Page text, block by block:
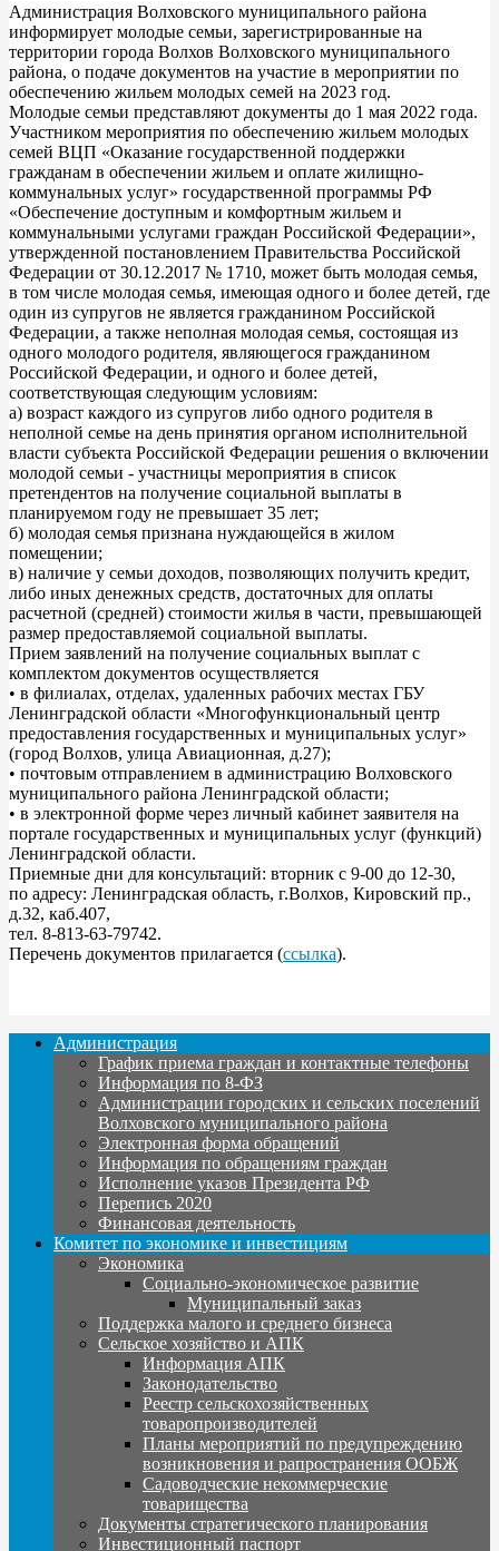
Администрация Волховского муниципального района
информирует молодые семьи, зарегистрированные на
территории города Волхов Волховского муниципального
района, о подаче документов на участие в мероприятии по
обеспечению жильем молодых семей на 2023 год.
Молодые семьи представляют документы до 1 мая 2022 года.
Участником мероприятия по обеспечению жильем молодых
семей ВЦП «Оказание государственной поддержки
гражданам в обеспечении жильем и оплате жилищно-
коммунальных услуг» государственной программы РФ
«Обеспечение доступным и комфортным жильем и
коммунальными услугами граждан Российской Федерации»,
утвержденной постановлением Правительства Российской
Федерации от 30.12.2017 № 1710, может быть молодая семья,
в том числе молодая семья, имеющая одного и более детей, где
один из супругов не является гражданином Российской
Федерации, а также неполная молодая семья, состоящая из
одного молодого родителя, являющегося гражданином
Российской Федерации, и одного и более детей,
соответствующая следующим условиям:
а) возраст каждого из супругов либо одного родителя в
неполной семье на день принятия органом исполнительной
власти субъекта Российской Федерации решения о включении
молодой семьи - участницы мероприятия в список
претендентов на получение социальной выплаты в
планируемом году не превышает 35 лет;
б) молодая семья признана нуждающейся в жилом
помещении;
в) наличие у семьи доходов, позволяющих получить кредит,
либо иных денежных средств, достаточных для оплаты
расчетной (средней) стоимости жилья в части, превышающей
размер предоставляемой социальной выплаты.
Прием заявлений на получение социальных выплат с
комплектом документов осуществляется
• в филиалах, отделах, удаленных рабочих местах ГБУ
Ленинградской области «Многофункциональный центр
предоставления государственных и муниципальных услуг»
(город Волхов, улица Авиационная, д.27);
• почтовым отправлением в администрацию Волховского
муниципального района Ленинградской области;
• в электронной форме через личный кабинет заявителя на
портале государственных и муниципальных услуг (функций)
Ленинградской области.
Приемные дни для консультаций: вторник с 9-00 до 12-30,
по адресу: Ленинградская область, г.Волхов, Кировский пр.,
д.32, каб.407,
тел. 8-813-63-79742.
Перечень документов прилагается (ссылка).
Администрация
График приема граждан и контактные телефоны
Информация по 8-ФЗ
Администрации городских и сельских поселений
Волховского муниципального района
Электронная форма обращений
Информация по обращениям граждан
Исполнение указов Президента РФ
Перепись 2020
Финансовая деятельность
Комитет по экономике и инвестициям
Экономика
Социально-экономическое развитие
Муниципальный заказ
Поддержка малого и среднего бизнеса
Сельское хозяйство и АПК
Информация АПК
Законодательство
Реестр сельскохозяйственных
товаропроизводителей
Планы мероприятий по предупреждению
возникновения и рапространения ООБЖ
Садоводческие некоммерческие
товарищества
Документы стратегического планирования
Инвестиционный паспорт